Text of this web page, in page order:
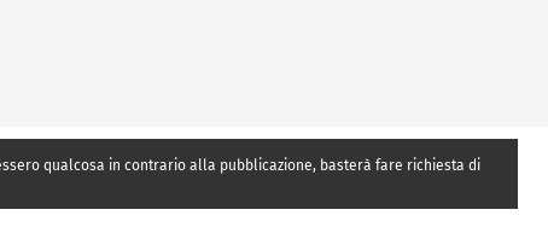
qualcosa in contrario alla pubblicazione, basterà fare richiesta di